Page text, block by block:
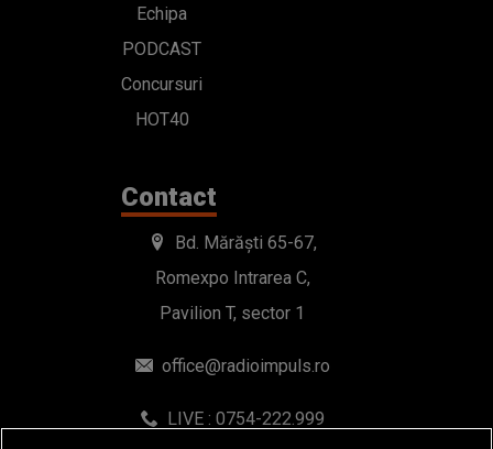
Echipa
PODCAST
Concursuri
HOT40
Contact
Bd. Mărăști 65-67,
Romexpo Intrarea C,
Pavilion T, sector 1
office@radioimpuls.ro
LIVE : 0754-222.999